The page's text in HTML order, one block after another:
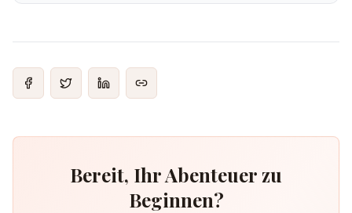
Bereit, Ihr Abenteuer zu
Beginnen?